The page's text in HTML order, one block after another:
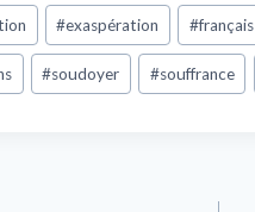
#exaspération #français
#soudoyer #souffrance